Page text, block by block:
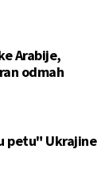
Arabije,
odmah
petu" Ukrajine